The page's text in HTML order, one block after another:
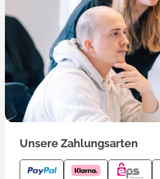
Unsere Zahlungsarten